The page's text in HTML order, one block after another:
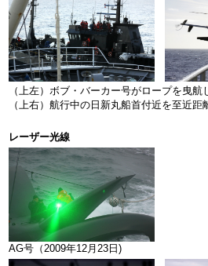
（上左）ボブ・バーカー号がロープを曳
（上右）航行中の日新丸船首付近を至近
レーザー光線
AG号（2009年12月23日)